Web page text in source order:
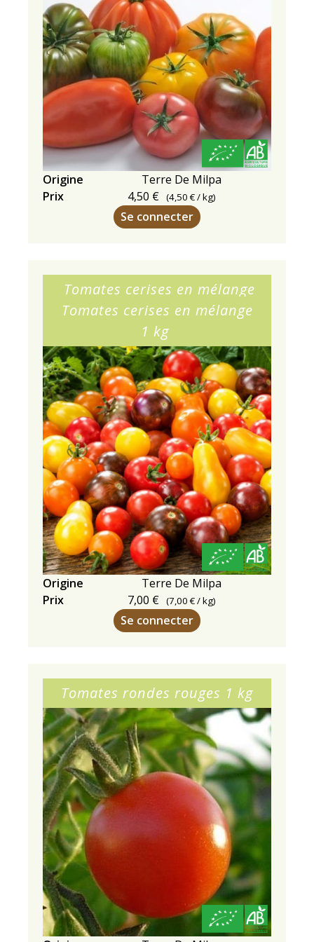
tomates
!
Origine
Terre De Milpa
Prix
4,50 € (4,50 €/ kg)
Se connecter
Tomates cerises en mélange
Tomates cerises en mélange
1 kg
Origine
Terre De Milpa
Prix
7,00 € (7,00 €/ kg)
Se connecter
Tomates rondes rouges 1 kg